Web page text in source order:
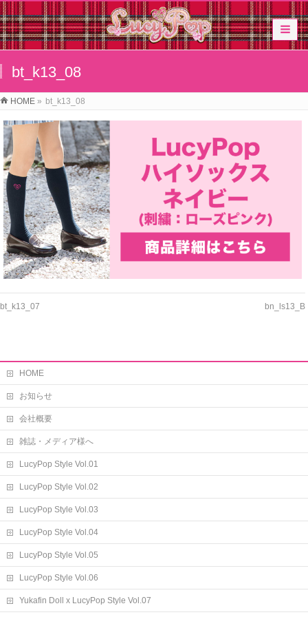
bt_k13_08
HOME » bt_k13_08
bt_k13_07 bn_ls13_B
HOME
お知らせ
会社概要
雑誌・メディア様へ
LucyPop Style Vol.01
LucyPop Style Vol.02
LucyPop Style Vol.03
LucyPop Style Vol.04
LucyPop Style Vol.05
LucyPop Style Vol.06
Yukafin Doll x LucyPop Style Vol.07